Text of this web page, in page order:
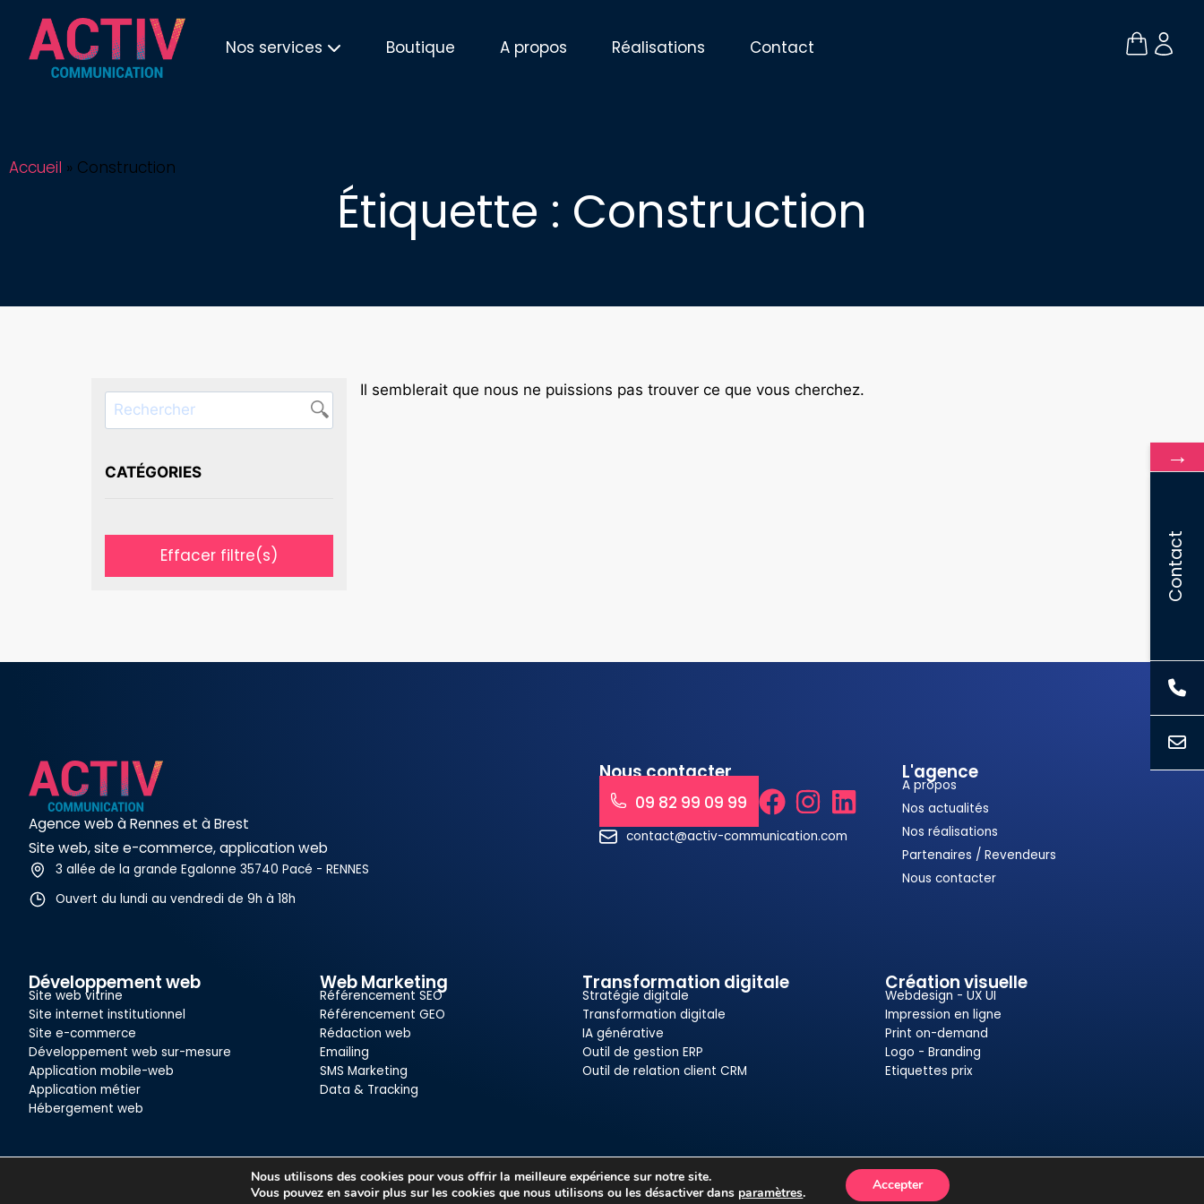
Nos services Boutique A propos Réalisations Contact
Accueil » Construction
Étiquette : Construction
CATÉGORIES
Effacer filtre(s)
Il semblerait que nous ne puissions pas trouver ce que vous cherchez.
Agence web à Rennes et à Brest
Site web, site e-commerce, application web
3 allée de la grande Egalonne 35740 Pacé - RENNES
Ouvert du lundi au vendredi de 9h à 18h
Nous contacter
09 82 99 09 99
contact@activ-communication.com
L'agence
A propos
Nos actualités
Nos réalisations
Partenaires / Revendeurs
Nous contacter
Développement web
Site web vitrine
Site internet institutionnel
Site e-commerce
Développement web sur-mesure
Application mobile-web
Application métier
Hébergement web
Web Marketing
Référencement SEO
Référencement GEO
Rédaction web
Emailing
SMS Marketing
Data & Tracking
Transformation digitale
Stratégie digitale
Transformation digitale
IA générative
Outil de gestion ERP
Outil de relation client CRM
Création visuelle
Webdesign - UX UI
Impression en ligne
Print on-demand
Logo - Branding
Etiquettes prix
Copyright© ACTIV communication - Tous droits réservés Mentions légales Politique de confidentialité
Nous utilisons des cookies pour vous offrir la meilleure expérience sur notre site.
Vous pouvez en savoir plus sur les cookies que nous utilisons ou les désactiver dans paramètres. Accepter
→
Contact